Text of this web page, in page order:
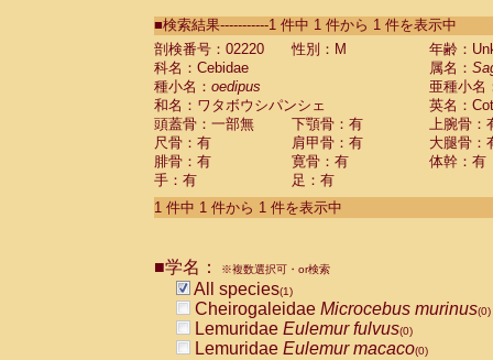
CebidaeSaguinus labiatus(0)
Cebidae Saguinus leucopus (0)
Cebidae
Cebidae
CebidaeSaguinus nigricollis (0)
Cebidae Saguinus oedipus
Cebidae Saguinus weddelli
Cebidae Saguinusspp.
Cebidae Aotus trivirgatus
Cebidae Cebus albifrons
CebidaeCebus nigrivittatus
CebidaeCebus
CebidaeSaimiri boliviensis(0)
CebidaeSaimiri sciureus(0)
AtelidaeAlouatta caraya(0)
■検索結果-----------1 件中 1 件から 1 件を表示中
剖検番号：02220
性別：M
年齢：
科名：Cebidae
属名：
種小名： oedipus
亜種小名
和名：ワタボウシパンシェ
英名：
頭蓋骨：一部無
下顎骨：有
上腕骨：
尺骨：有
肩甲骨：有
大腿骨：
腓骨：有
寛骨：有
体幹：有
手：有
足：有
1 件中 1 件から 1 件を表示中
■学名： ※複数選択可・or検索
All species(1)
Cheirogaleidae Microcebus murinus(0)
Lemuridae Eulemur fulvus(0)
Lemuridae Eulemur macaco(0)